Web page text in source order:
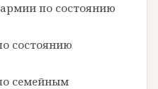
по состоянию
состоянию
семейным